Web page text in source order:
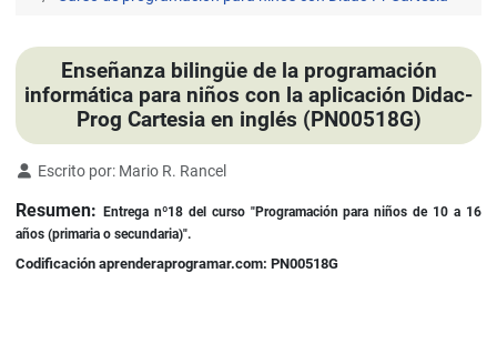
Enseñanza bilingüe de la programación
informática para niños con la aplicación Didac-
Prog Cartesia en inglés (PN00518G)
Detalles
Escrito por: Mario R. Rancel
Resumen:
Entrega nº18 del curso "Programación para niños de 10 a 16
años (primaria o secundaria)".
Codificación aprenderaprogramar.com: PN00518G